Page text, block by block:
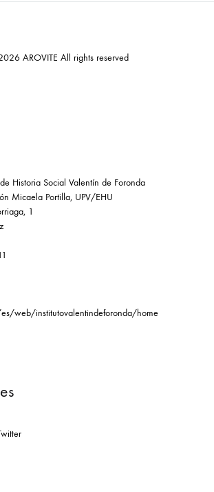
AROVITE All rights reserved
Historia Social Valentín de Foronda
Micaela Portilla, UPV/EHU
1
web/institutovalentindeforonda/home